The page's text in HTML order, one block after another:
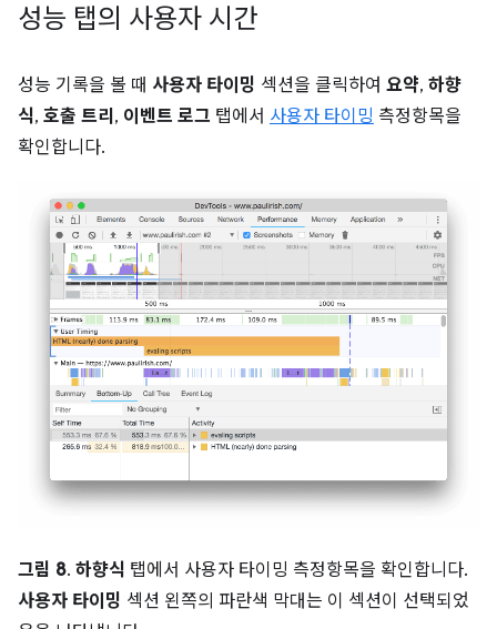
성능 탭의 사용자 시간
성능 기록을 볼 때 사용자 타이밍 섹션을 클릭하여 요약, 하향
식, 호출 트리 , 이벤트 로그 탭에서 사용자 타이밍 측정항목을
확인합니다.
그림 8. 하향식 탭에서 사용자 타이밍 측정항목을 확인합니다.
사용자 타이밍 섹션 왼쪽의 파란색 막대는 이 섹션이 선택되었